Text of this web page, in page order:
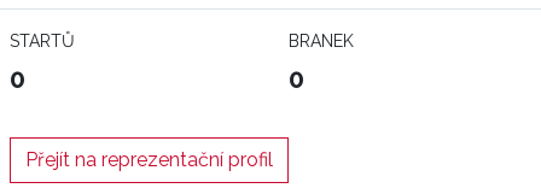
STARTŮ
0
BRANEK
0
Přejít na reprezentační profil